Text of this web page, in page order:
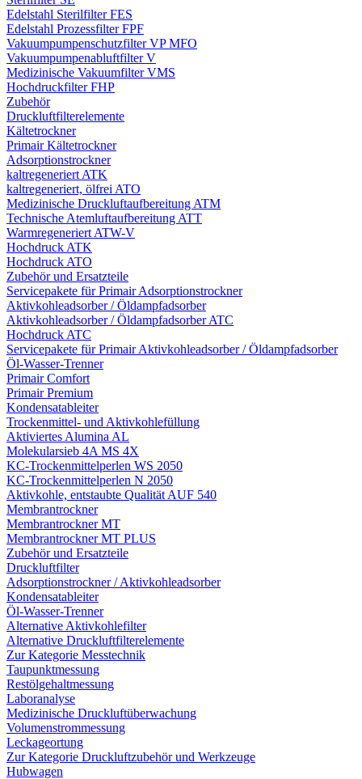
Edelstahl Sterilfilter FES
Edelstahl Prozessfilter FPF
Vakuumpumpenschutzfilter VP MFO
Vakuumpumpenabluftfilter V
Medizinische Vakuumfilter VMS
Hochdruckfilter FHP
Zubehör
Druckluftfilterelemente
Kältetrockner
Primair Kältetrockner
Adsorptionstrockner
kaltregeneriert ATK
kaltregeneriert, ölfrei ATO
Medizinische Druckluftaufbereitung ATM
Technische Atemluftaufbereitung ATT
Warmregeneriert ATW-V
Hochdruck ATK
Hochdruck ATO
Zubehör und Ersatzteile
Servicepakete für Primair Adsorptionstrockner
Aktivkohleadsorber / Öldampfadsorber
Aktivkohleadsorber / Öldampfadsorber ATC
Hochdruck ATC
Servicepakete für Primair Aktivkohleadsorber / Öldampfadsorber
Öl-Wasser-Trenner
Primair Comfort
Primair Premium
Kondensatableiter
Trockenmittel- und Aktivkohlefüllung
Aktiviertes Alumina AL
Molekularsieb 4A MS 4X
KC-Trockenmittelperlen WS 2050
KC-Trockenmittelperlen N 2050
Aktivkohle, entstaubte Qualität AUF 540
Membrantrockner
Membrantrockner MT
Membrantrockner MT PLUS
Zubehör und Ersatzteile
Druckluftfilter
Adsorptionstrockner / Aktivkohleadsorber
Kondensatableiter
Öl-Wasser-Trenner
Alternative Aktivkohlefilter
Alternative Druckluftfilterelemente
Zur Kategorie Messtechnik
Taupunktmessung
Restölgehaltmessung
Laboranalyse
Medizinische Druckluftüberwachung
Volumenstrommessung
Leckageortung
Zur Kategorie Druckluftzubehör und Werkzeuge
Hubwagen